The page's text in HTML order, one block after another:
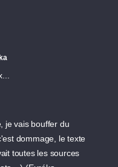
je vais bouffer du
dommage, le texte
toutes les sources